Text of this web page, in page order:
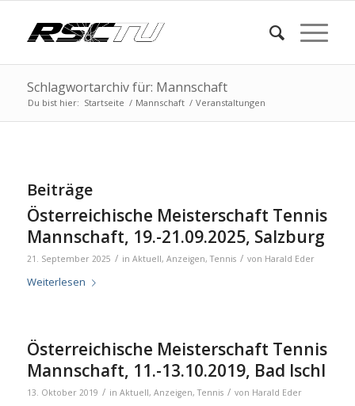
Schlagwortarchiv für: Mannschaft
Du bist hier: Startseite / Mannschaft / Veranstaltungen
Beiträge
Österreichische Meisterschaft Tennis
Mannschaft, 19.-21.09.2025, Salzburg
21. September 2025 / in Aktuell, Anzeigen,Tennis / von Harald Eder
Weiterlesen
Österreichische Meisterschaft Tennis
Mannschaft, 11.-13.10.2019, Bad Ischl
13. Oktober 2019 / in Aktuell, Anzeigen,Tennis / von Harald Eder